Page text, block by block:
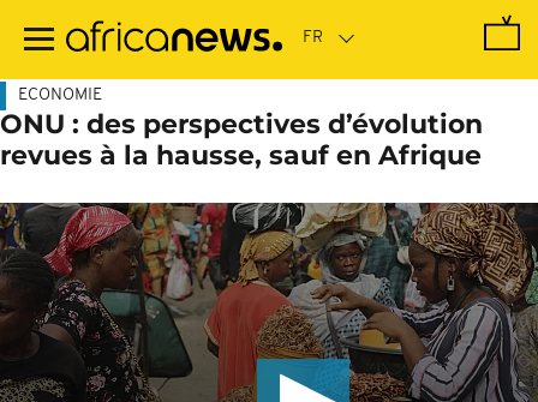
contenu
ECONOMIE
ONU : des perspectives d’évolution
revues à la hausse, sauf en Afrique